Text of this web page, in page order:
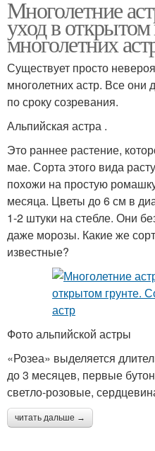
Многолетние
уход в открытом
многолетних
Существует просто
многолетних астр. Все они
по сроку созревания.
Альпийская астра .
Это раннее растение,
мае. Сорта этого вида
похожи на простую
месяца. Цветы до 6 см в
1-2 штуки на стебле. Они
даже морозы. Какие же
известные?
Фото альпийской астры
«Розеа» выделяется
до 3 месяцев, первые
светло-розовые,
читать дальше →